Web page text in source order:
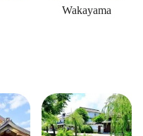
Wakayama